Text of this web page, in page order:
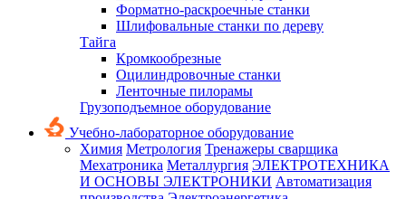
Форматно-раскроечные станки
Шлифовальные станки по дереву
Тайга
Кромкообрезные
Оцилиндровочные станки
Ленточные пилорамы
Грузоподъемное оборудование
Учебно-лабораторное оборудование
Химия Метрология Тренажеры сварщика
Мехатроника Металлургия ЭЛЕКТРОТЕХНИКА
И ОСНОВЫ ЭЛЕКТРОНИКИ Автоматизация